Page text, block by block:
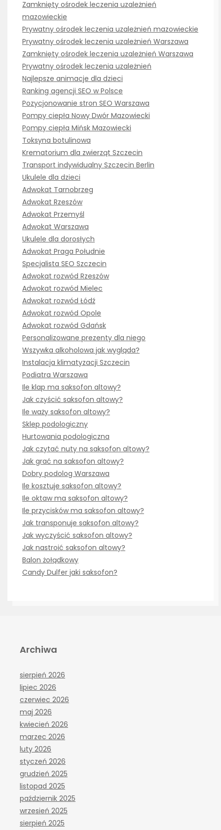
Zamknięty ośrodek leczenia uzależnień
mazowieckie
Prywatny ośrodek leczenia uzależnień mazowieckie
Prywatny ośrodek leczenia uzależnień Warszawa
Zamknięty ośrodek leczenia uzależnień Warszawa
Prywatny ośrodek leczenia uzależnień
Najlepsze animacje dla dzieci
Ranking agencji SEO w Polsce
Pozycjonowanie stron SEO Warszawa
Pompy ciepła Nowy Dwór Mazowiecki
Pompy ciepła Mińsk Mazowiecki
Toksyna botulinowa
Krematorium dla zwierząt Szczecin
Transport indywidualny Szczecin Berlin
Ukulele dla dzieci
Adwokat Tarnobrzeg
Adwokat Rzeszów
Adwokat Przemyśl
Adwokat Warszawa
Ukulele dla dorosłych
Adwokat Praga Południe
Specjalista SEO Szczecin
Adwokat rozwód Rzeszów
Adwokat rozwód Mielec
Adwokat rozwód Łódź
Adwokat rozwód Opole
Adwokat rozwód Gdańsk
Personalizowane prezenty dla niego
Wszywka alkoholowa jak wygląda?
Instalacja klimatyzacji Szczecin
Podiatra Warszawa
Ile klap ma saksofon altowy?
Jak czyścić saksofon altowy?
Ile waży saksofon altowy?
Sklep podologiczny
Hurtowania podologiczna
Jak czytać nuty na saksofon altowy?
Jak grać na saksofon altowy?
Dobry podolog Warszawa
Ile kosztuje saksofon altowy?
Ile oktaw ma saksofon altowy?
Ile przycisków ma saksofon altowy?
Jak transponuje saksofon altowy?
Jak wyczyścić saksofon altowy?
Jak nastroić saksofon altowy?
Balon żołądkowy
Candy Dulfer jaki saksofon?
Archiwa
sierpień 2026
lipiec 2026
czerwiec 2026
maj 2026
kwiecień 2026
marzec 2026
luty 2026
styczeń 2026
grudzień 2025
listopad 2025
październik 2025
wrzesień 2025
sierpień 2025